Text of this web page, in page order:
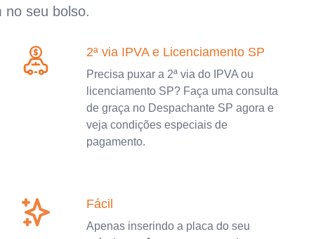
no seu bolso.
2ª via IPVA e Licenciamento SP
Precisa puxar a 2ª via do IPVA ou
licenciamento SP? Faça uma consulta
de graça no Despachante SP agora e
veja condições especiais de
pagamento.
Fácil
Apenas inserindo a placa do seu